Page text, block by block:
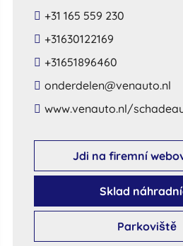
+31 165 559 230
+31630122169
+31651896460
​onderdelen​@​venauto​.​nl​
​www​.​venauto​.​nl​/​
Jdi na firemní
Sklad
Parkoviště